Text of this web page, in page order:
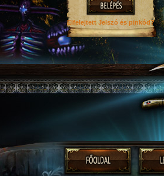
Elfelejtett Jelszó és pinkód?